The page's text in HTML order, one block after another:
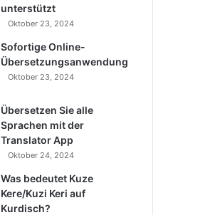
unterstützt
Oktober 23, 2024
Sofortige Online-
Übersetzungsanwendung
Oktober 23, 2024
Übersetzen Sie alle
Sprachen mit der
Translator App
Oktober 24, 2024
Was bedeutet Kuze
Kere/Kuzi Keri auf
Kurdisch?